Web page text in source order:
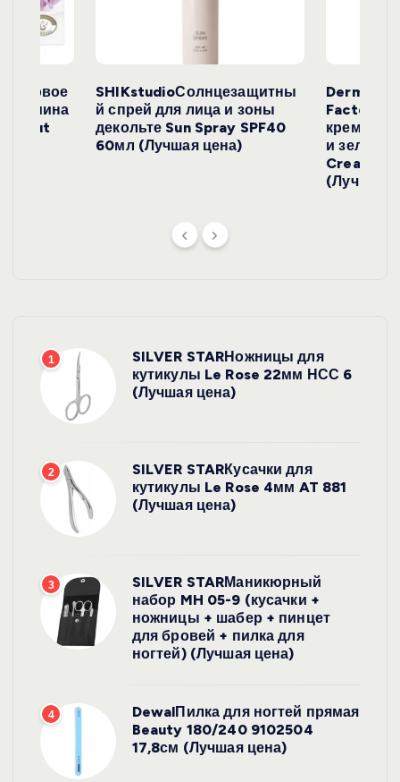
с
е
й
жасмина
SHIKstudioСолнцезащитны
й спрей для лица и зоны
декольте Sun Spray SPF40
60мл (Лучшая цена)
Derma
крем с
и
Cream
(Лучшая
1
SILVER STARНожницы для
кутикулы Le Rose 22мм НСС 6
(Лучшая цена)
2
SILVER STARКусачки для
кутикулы Le Rose 4мм AT 881
(Лучшая цена)
3
SILVER STARМаникюрный
набор MH 05-9 (кусачки +
ножницы + шабер + пинцет
для бровей + пилка для
ногтей) (Лучшая цена)
4
DewalПилка для ногтей прямая
Beauty 180/240 9102504
17,8см (Лучшая цена)